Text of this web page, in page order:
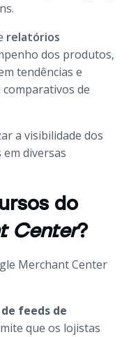
relatórios
dos produtos,
tendências e
de
a visibilidade dos
diversas
do
Center?
Merchant Center
feeds de
que os lojistas